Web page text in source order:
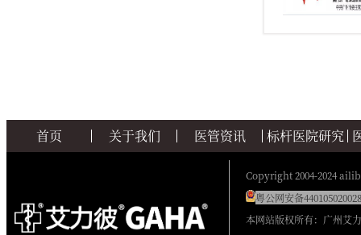
首页 关于我们 医管资讯 标杆医院研究
Copyright 2004-2024
粤公网安备
本网站版权所有：广州艾